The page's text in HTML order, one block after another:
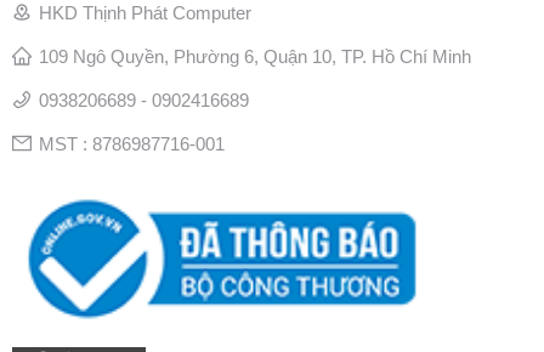
HKD Thịnh Phát Computer
109 Ngô Quyền, Phường 6, Quận 10, TP. Hồ Chí Minh
0938206689 - 0902416689
MST : 8786987716-001